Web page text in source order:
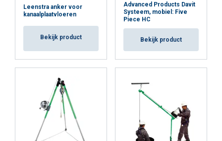
Leenstra anker voor
kanaalplaatvloeren
Bekijk product
Advanced Products Davit
Systeem, mobiel: Five
Piece HC
Bekijk product